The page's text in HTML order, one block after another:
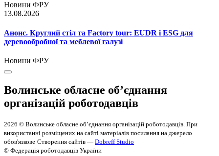
Новини ФРУ
13.08.2026
Анонс. Круглий стіл та Factory tour: EUDR і ESG для
деревообробної та меблевої галузі
Новини ФРУ
Волинське обласне об’єднання
організацій роботодавців
2026 © Волинське обласне об’єднання організацій роботодавців. При
використанні розміщених на сайті матеріалів посилання на джерело
обов'язкове Створення сайтів — Dobreff Studio
© Федерація роботодавців України